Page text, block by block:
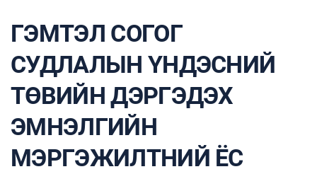
ГЭМТЭЛ СОГОГ
СУДЛАЛЫН ҮНДЭСНИЙ
ТӨВИЙН ДЭРГЭДЭХ
ЭМНЭЛГИЙН
МЭРГЭЖИЛТНИЙ ЁС